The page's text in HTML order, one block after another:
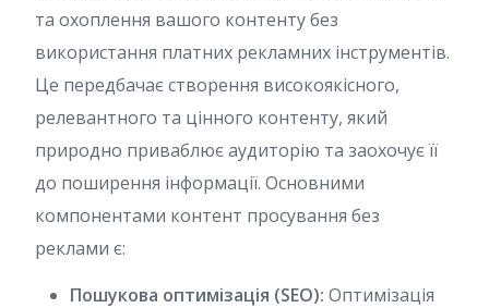
та охоплення вашого контенту без
використання платних рекламних інструментів.
Це передбачає створення високоякісного,
релевантного та цінного контенту, який
природно приваблює аудиторію та заохочує її
до поширення інформації. Основними
компонентами контент просування без
реклами є:
Пошукова оптимізація (SEO): Оптимізація